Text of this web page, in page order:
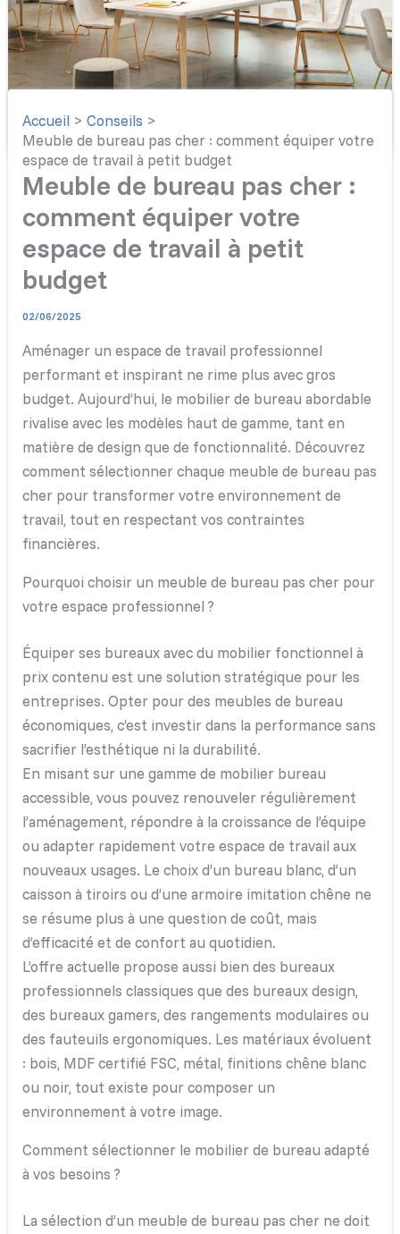
Accueil
Conseils
Meuble de bureau pas cher : comment équiper votre
espace de travail à petit budget
Meuble de bureau pas cher :
comment équiper votre
espace de travail à petit
budget
02/06/2025
Aménager un espace de travail professionnel
performant et inspirant ne rime plus avec gros
budget. Aujourd’hui, le mobilier de bureau abordable
rivalise avec les modèles haut de gamme, tant en
matière de design que de fonctionnalité. Découvrez
comment sélectionner chaque meuble de bureau pas
cher pour transformer votre environnement de
travail, tout en respectant vos contraintes
financières.
Pourquoi choisir un meuble de bureau pas cher pour
votre espace professionnel ?
Équiper ses bureaux avec du mobilier fonctionnel à
prix contenu est une solution stratégique pour les
entreprises. Opter pour des meubles de bureau
économiques, c’est investir dans la performance sans
sacrifier l’esthétique ni la durabilité.
En misant sur une gamme de mobilier bureau
accessible, vous pouvez renouveler régulièrement
l’aménagement, répondre à la croissance de l’équipe
ou adapter rapidement votre espace de travail aux
nouveaux usages. Le choix d’un bureau blanc, d’un
caisson à tiroirs ou d’une armoire imitation chêne ne
se résume plus à une question de coût, mais
d’efficacité et de confort au quotidien.
L’offre actuelle propose aussi bien des bureaux
professionnels classiques que des bureaux design,
des bureaux gamers, des rangements modulaires ou
des fauteuils ergonomiques. Les matériaux évoluent
: bois, MDF certifié FSC, métal, finitions chêne blanc
ou noir, tout existe pour composer un
environnement à votre image.
Comment sélectionner le mobilier de bureau adapté
à vos besoins ?
La sélection d’un meuble de bureau pas cher ne doit